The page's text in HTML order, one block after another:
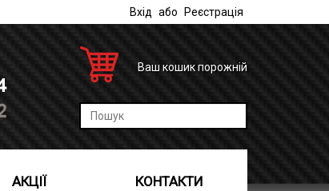
Вхід або Реєстрація
Ваш кошик порожній
АКЦІЇ КОНТАКТИ